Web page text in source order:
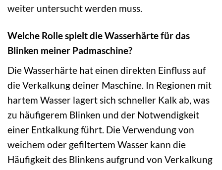
weiter untersucht werden muss.
Welche Rolle spielt die Wasserhärte für das
Blinken meiner Padmaschine?
Die Wasserhärte hat einen direkten Einfluss auf
die Verkalkung deiner Maschine. In Regionen mit
hartem Wasser lagert sich schneller Kalk ab, was
zu häufigerem Blinken und der Notwendigkeit
einer Entkalkung führt. Die Verwendung von
weichem oder gefiltertem Wasser kann die
Häufigkeit des Blinkens aufgrund von Verkalkung